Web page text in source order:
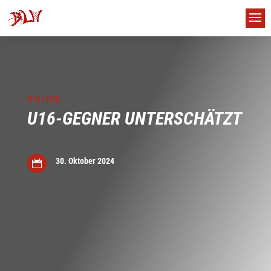
U16| U18
U16-GEGNER UNTERSCHÄTZT
 30. Oktober 2024